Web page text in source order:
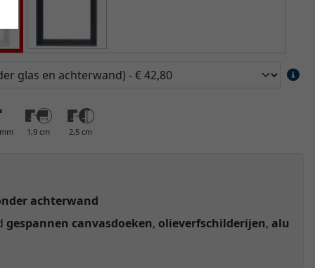
1,9 cm 2,5 cm
achterwand
gespannen canvasdoeken, olieverfschilderijen, alu